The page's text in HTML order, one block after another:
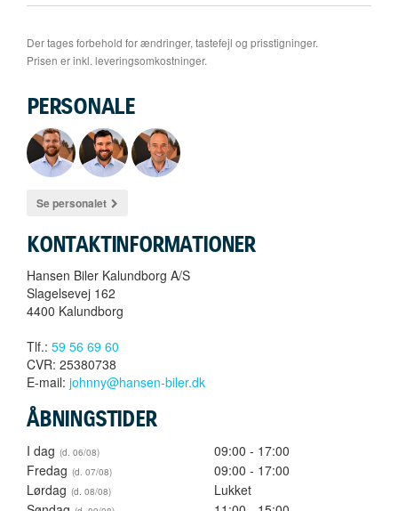
Der tages forbehold for ændringer, tastefejl og prisstigninger.
Prisen er inkl. leveringsomkostninger.
PERSONALE
Se personalet
KONTAKTINFORMATIONER
Hansen Biler Kalundborg A/S
Slagelsevej 162
4400 Kalundborg
Tlf.: 59 56 69 60
CVR: 25380738
E-mail: johnny@hansen-biler.dk
ÅBNINGSTIDER
I dag
09:00 - 17:00
Fredag
09:00 - 17:00
Lørdag
Lukket